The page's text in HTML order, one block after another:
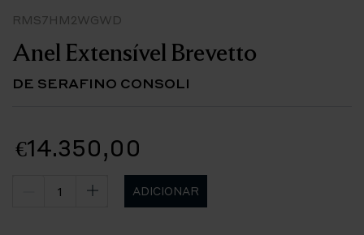
RMS7HM2WGWD
Anel Extensível Brevetto
DE SERAFINO CONSOLI
€14.350,00
ADICIONAR